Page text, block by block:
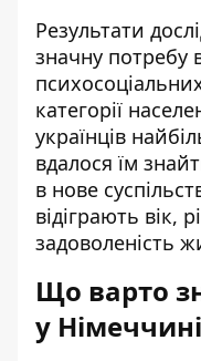
Результати
значну потребу
категорії
українців
вдалося їм
в нове
відіграють вік,
задоволеність
Що варто
у Німеччині